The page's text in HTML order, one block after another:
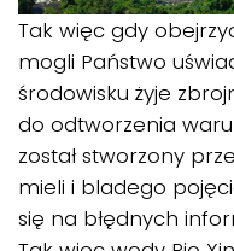
Tak więc gdy
mogli Państwo
środowisku żyje
do odtworzenia
został stworzony
mieli i bladego
się na błędnych